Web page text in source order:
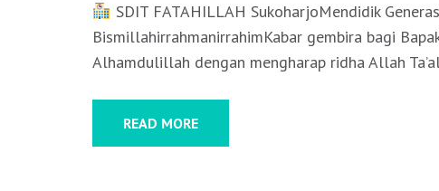
SDIT FATAHILLAH SukoharjoMendidik
BismillahirrahmanirrahimKabar gembira bagi
Alhamdulillah dengan mengharap ridha Allah
READ MORE